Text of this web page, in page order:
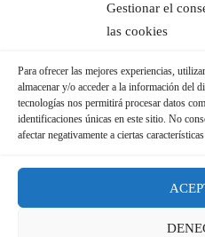
Gestionar el
las cookies
Para ofrecer las mejores experiencias,
almacenar y/o acceder a la información del
tecnologías nos permitirá procesar datos
identificaciones únicas en este sitio. No
afectar negativamente a ciertas